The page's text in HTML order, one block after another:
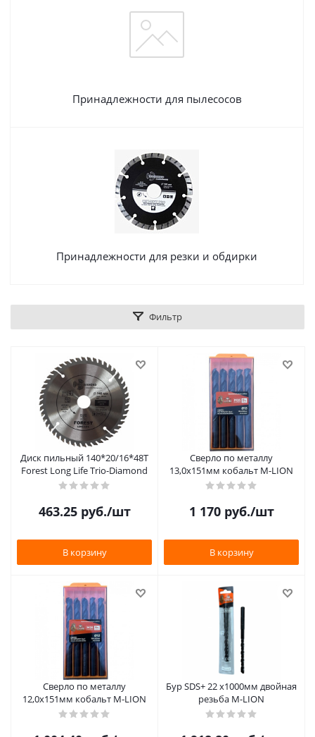
Принадлежности для пылесосов
Принадлежности для резки и обдирки
Фильтр
Диск пильный 140*20/16*48Т
Forest Long Life Trio-Diamond
463.25руб./шт
В корзину
Сверло по металлу
13,0х151мм кобальт M-LION
1 170руб./шт
В корзину
Сверло по металлу
12,0х151мм кобальт M-LION
Бур SDS+ 22 х1000мм двойная
резьба M-LION